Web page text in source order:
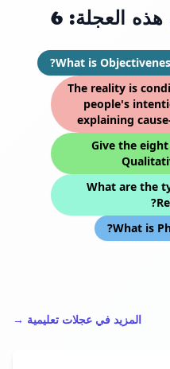
العجلة: 6
What is
The reality is
people's
explaining
Give the
What are the
What is
المزيد في عجلات تعليمية →